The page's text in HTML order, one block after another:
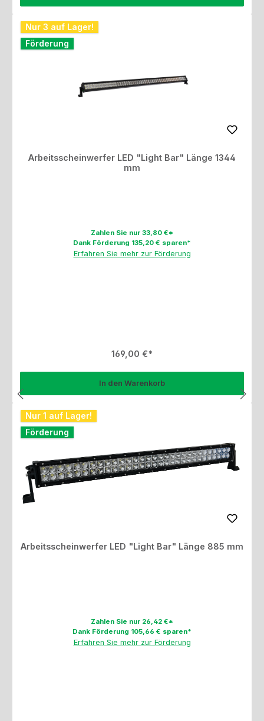
Nur 3 auf Lager!
Förderung
Arbeitsscheinwerfer LED "Light Bar" Länge 1344
mm
Zahlen Sie nur 33,80 €*
Dank Förderung 135,20 € sparen*
Erfahren Sie mehr zur Förderung
Regulärer Preis:
169,00 €
In den Warenkorb
Nur 1 auf Lager!
Förderung
Arbeitsscheinwerfer LED "Light Bar" Länge 885 mm
Zahlen Sie nur 26,42 €*
Dank Förderung 105,66 € sparen*
Erfahren Sie mehr zur Förderung